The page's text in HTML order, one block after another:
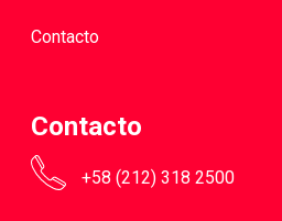
Contacto
Contacto
+58 (212) 318 2500